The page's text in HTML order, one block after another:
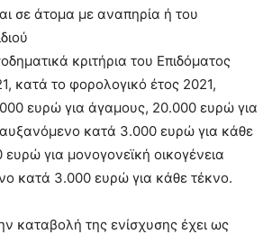
σε άτομα με αναπηρία ή του
κριτήρια του Επιδόματος
κατά το φορολογικό έτος 2021,
ευρώ για άγαμους, 20.000 ευρώ για
κατά 3.000 ευρώ για κάθε
για μονογονεϊκή οικογένεια
κατά 3.000 ευρώ για κάθε τέκνο.
καταβολή της ενίσχυσης έχει ως